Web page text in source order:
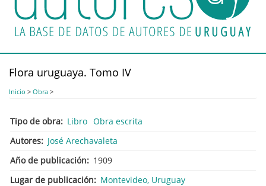
Flora uruguaya. Tomo IV
Inicio > Obra >
Tipo de obra Libro Obra escrita
Autores
José Arechavaleta
Año de publicación
1909
Lugar de publicación
Montevideo, Uruguay